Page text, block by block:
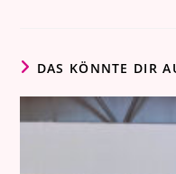
DAS KÖNNTE DIR